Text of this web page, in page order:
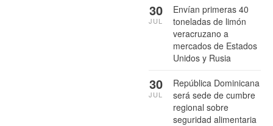
Envían primeras 40
toneladas de limón
veracruzano a
mercados de Estados
Unidos y Rusia
30
JUL
República Dominicana
será sede de cumbre
regional sobre
seguridad alimentaria
30
JUL